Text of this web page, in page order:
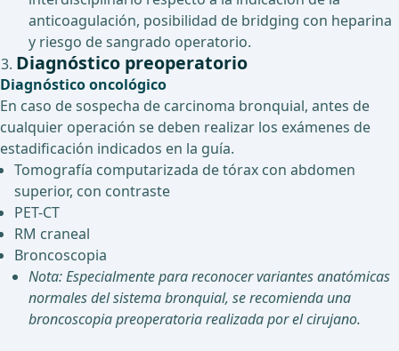
anticoagulación, posibilidad de bridging con heparina
y riesgo de sangrado operatorio.
Diagnóstico preoperatorio
Diagnóstico oncológico
En caso de sospecha de carcinoma bronquial, antes de
cualquier operación se deben realizar los exámenes de
estadificación indicados en la guía.
Tomografía computarizada de tórax con abdomen
superior, con contraste
PET-CT
RM craneal
Broncoscopia
Nota: Especialmente para reconocer variantes anatómicas
normales del sistema bronquial, se recomienda una
broncoscopia preoperatoria realizada por el cirujano.